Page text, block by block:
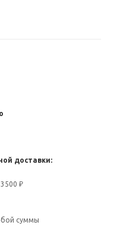
доставки:
₽
суммы